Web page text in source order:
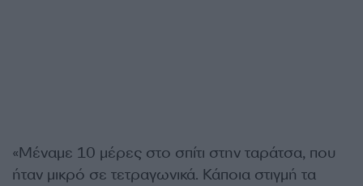
«Μέναμε 10 μέρες στο σπίτι στην ταράτσα, που
ήταν μικρό σε τετραγωνικά. Κάποια στιγμή τα